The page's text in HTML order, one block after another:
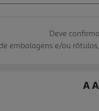
Deve
embalagens e/ou
A